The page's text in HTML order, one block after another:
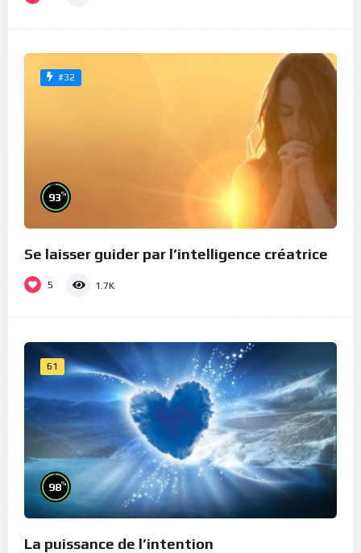
#32
93%
Se laisser guider par l’intelligence créatrice
5 1.7K
61
98%
La puissance de l’intention